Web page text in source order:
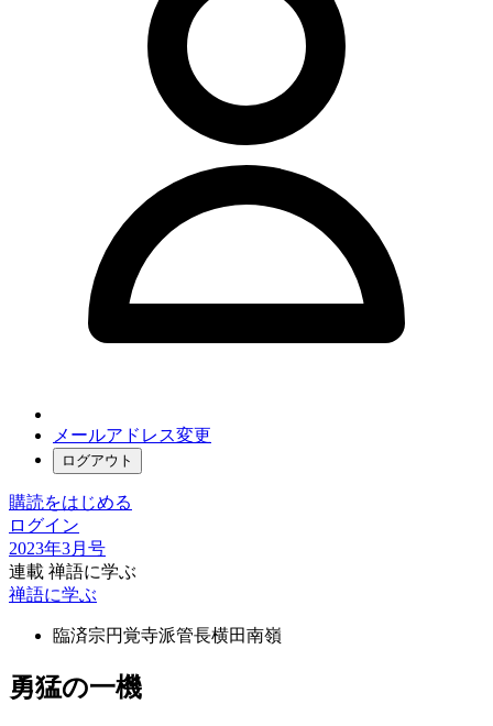
メールアドレス変更
ログアウト
購読をはじめる
ログイン
2023年3月号
連載 禅語に学ぶ
禅語に学ぶ
臨済宗円覚寺派管長横田南嶺
勇猛の一機